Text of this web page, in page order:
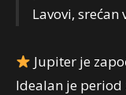
Lavovi,
Jupiter je
Idealan je period